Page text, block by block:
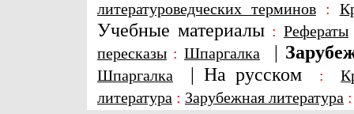
литературоведческих терминов:
Учебные материалы : Рефераты
пересказы : Шпаргалка |
Шпаргалка | На русском :
литература : Зарубежная литература